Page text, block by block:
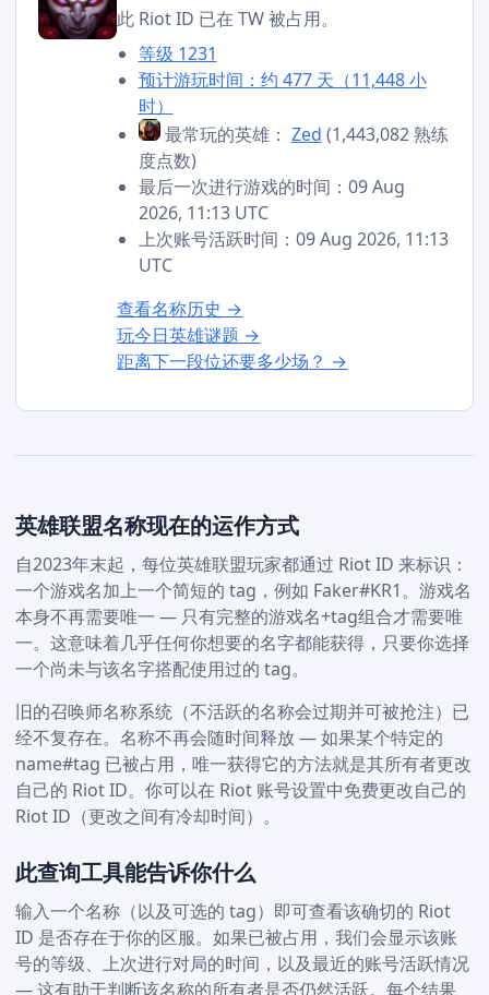
此 Riot ID 已在 TW 被占用。
等级 1231
预计游玩时间：约 477 天（11,448 小
时）
最常玩的英雄： Zed (1,443,082 熟练
度点数)
最后一次进行游戏的时间：09 Aug
2026, 11:13 UTC
上次账号活跃时间：09 Aug 2026, 11:13
UTC
查看名称历史 →
玩今日英雄谜题 →
距离下一段位还要多少场？ →
英雄联盟名称现在的运作方式
自2023年末起，每位英雄联盟玩家都通过 Riot ID 来标识：
一个游戏名加上一个简短的 tag，例如 Faker#KR1。游戏名
本身不再需要唯一 — 只有完整的游戏名+tag组合才需要唯
一。这意味着几乎任何你想要的名字都能获得，只要你选择
一个尚未与该名字搭配使用过的 tag。
旧的召唤师名称系统（不活跃的名称会过期并可被抢注）已
经不复存在。名称不再会随时间释放 — 如果某个特定的
name#tag 已被占用，唯一获得它的方法就是其所有者更改
自己的 Riot ID。你可以在 Riot 账号设置中免费更改自己的
Riot ID（更改之间有冷却时间）。
此查询工具能告诉你什么
输入一个名称（以及可选的 tag）即可查看该确切的 Riot
ID 是否存在于你的区服。如果已被占用，我们会显示该账
号的等级、上次进行对局的时间，以及最近的账号活跃情况
— 这有助于判断该名称的所有者是否仍然活跃。每个结果